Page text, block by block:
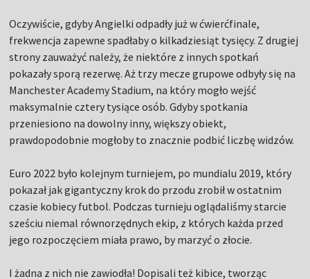
Oczywiście, gdyby Angielki odpadły już w ćwierćfinale,
frekwencja zapewne spadłaby o kilkadziesiąt tysięcy. Z drugiej
strony zauważyć należy, że niektóre z innych spotkań
pokazały sporą rezerwę. Aż trzy mecze grupowe odbyły się na
Manchester Academy Stadium, na który mogło wejść
maksymalnie cztery tysiące osób. Gdyby spotkania
przeniesiono na dowolny inny, większy obiekt,
prawdopodobnie mogłoby to znacznie podbić liczbę widzów.
Euro 2022 było kolejnym turniejem, po mundialu 2019, który
pokazał jak gigantyczny krok do przodu zrobił w ostatnim
czasie kobiecy futbol. Podczas turnieju oglądaliśmy starcie
sześciu niemal równorzędnych ekip, z których każda przed
jego rozpoczęciem miała prawo, by marzyć o złocie.
I żadna z nich nie zawiodła! Dopisali też kibice, tworząc